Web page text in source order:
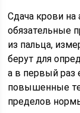
Сдача крови
обязательные
из пальца,
берут для
а в первый раз
повышенные
пределов